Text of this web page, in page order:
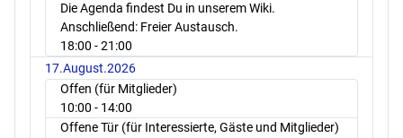
Die Agenda findest Du in unserem Wiki.
Anschließend: Freier Austausch.
18:00 - 21:00
17.August.2026
Offen (für Mitglieder)
10:00 - 14:00
Offene Tür (für Interessierte, Gäste und Mitglieder)